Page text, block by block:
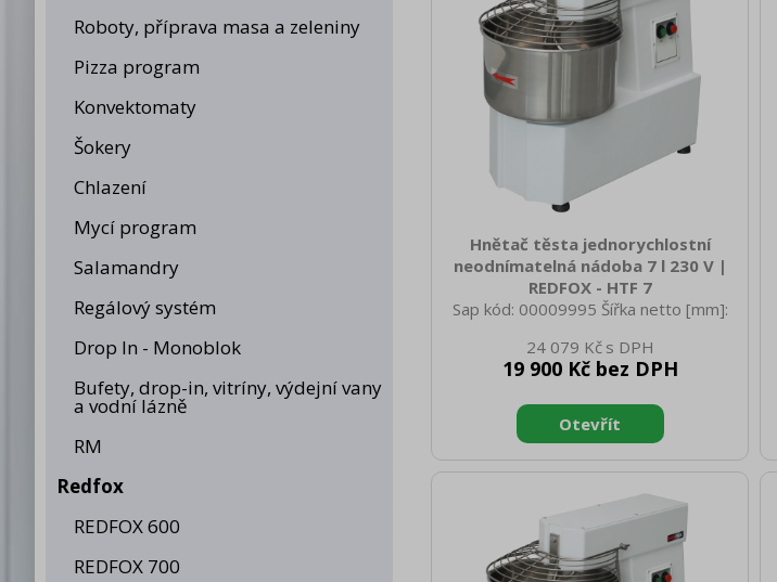
Roboty, příprava masa a zeleniny
Pizza program
Konvektomaty
Šokery
Chlazení
Mycí program
Salamandry
Regálový systém
Drop In - Monoblok
Bufety, drop-in, vitríny, výdejní vany
a vodní lázně
RM
Redfox
REDFOX 600
REDFOX 700
Hnětač těsta jednorychlostní
neodnímatelná nádoba 7 l 230 V |
REDFOX - HTF 7
Sap kód: 00009995 Šířka netto [mm]:
netto [mm]: 520 Hmotnost netto [kg]:
38.00 Šířka brutto [mm]: 720 Hloubka
700 Hmotnost brutto [kg]: 43.00 Vnější
barva zařízení: Bílé Materiál: Lakovaný
plech Typ spotřebiče: Elektrické
Napájení: 230 V / 1N - 50 Hz Typ
ovládání: Mechanické Výška vnitřní části
zařízení [mm]: 160 Hmotnostní
kapacita nádoby zařízení [k
24 079 Kč
19 900 Kč bez DPH